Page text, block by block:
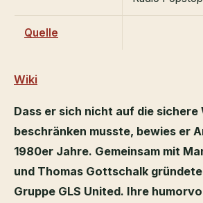
Quelle
Wiki
Dass er sich nicht auf die sichere
beschränken musste, bewies er
1980er Jahre. Gemeinsam mit
und Thomas Gottschalk
Gruppe GLS United. Ihre